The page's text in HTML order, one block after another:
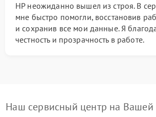
HP неожиданно вышел из строя. В
мне быстро помогли, восстановив
и сохранив все мои данные. Я
честность и прозрачность в работе.
Наш сервисный центр на Вашей